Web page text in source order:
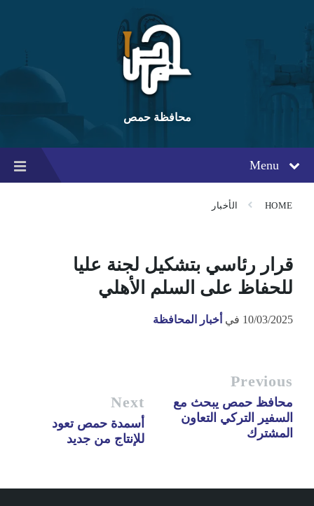
content
main
navigation
footer
محافظة حمص
Menu
HOME الأخبار
قرار رئاسي بتشكيل لجنة عليا
للحفاظ على السلم الأهلي
10/03/2025 في أخبار المحافظة
Previous
محافظ حمص يبحث مع
السفير التركي التعاون
المشترك
Next
أسمدة حمص تعود
للإنتاج من جديد